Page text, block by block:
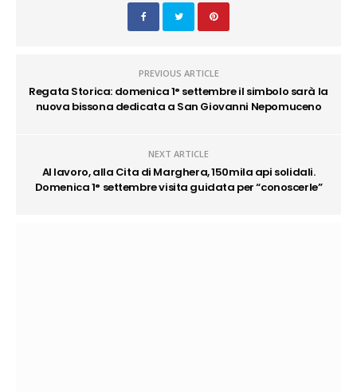
PREVIOUS ARTICLE
Regata Storica: domenica 1° settembre il simbolo sarà la
nuova bissona dedicata a San Giovanni Nepomuceno
NEXT ARTICLE
Al lavoro, alla Cita di Marghera, 150mila api solidali.
Domenica 1° settembre visita guidata per “conoscerle”